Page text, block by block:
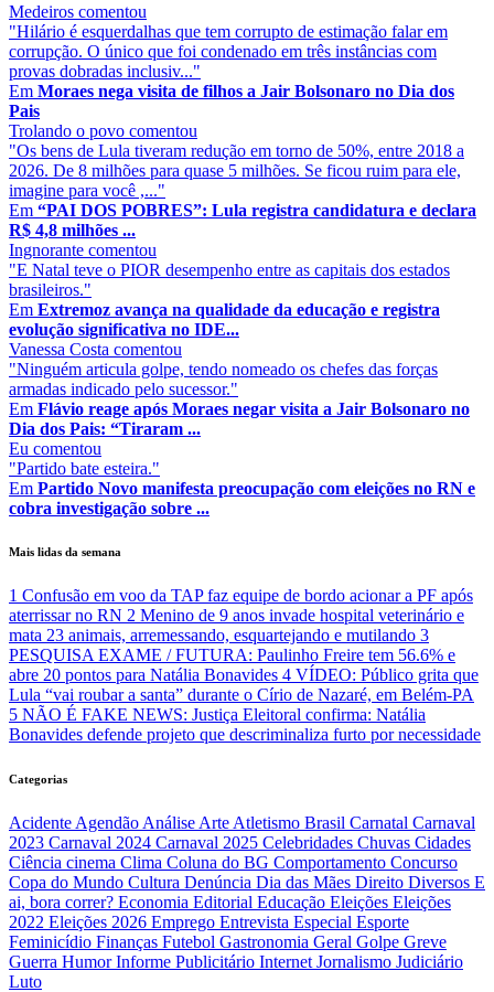
Medeiros comentou
"Hilário é esquerdalhas que tem corrupto de estimação falar em
corrupção. O único que foi condenado em três instâncias com
provas dobradas inclusiv..."
Em Moraes nega visita de filhos a Jair Bolsonaro no Dia dos
Pais
Trolando o povo comentou
"Os bens de Lula tiveram redução em torno de 50%, entre 2018 a
2026. De 8 milhões para quase 5 milhões. Se ficou ruim para ele,
imagine para você ,..."
Em “PAI DOS POBRES”: Lula registra candidatura e declara
R$ 4,8 milhões ...
Ingnorante comentou
"E Natal teve o PIOR desempenho entre as capitais dos estados
brasileiros."
Em Extremoz avança na qualidade da educação e registra
evolução significativa no IDE...
Vanessa Costa comentou
"Ninguém articula golpe, tendo nomeado os chefes das forças
armadas indicado pelo sucessor."
Em Flávio reage após Moraes negar visita a Jair Bolsonaro no
Dia dos Pais: “Tiraram ...
Eu comentou
"Partido bate esteira."
Em Partido Novo manifesta preocupação com eleições no RN e
cobra investigação sobre ...
Mais lidas da semana
1 Confusão em voo da TAP faz equipe de bordo acionar a PF após
aterrissar no RN 2 Menino de 9 anos invade hospital veterinário e
mata 23 animais, arremessando, esquartejando e mutilando 3
PESQUISA EXAME / FUTURA: Paulinho Freire tem 56.6% e
abre 20 pontos para Natália Bonavides 4 VÍDEO: Público grita que
Lula “vai roubar a santa” durante o Círio de Nazaré, em Belém-PA
5 NÃO É FAKE NEWS: Justiça Eleitoral confirma: Natália
Bonavides defende projeto que descriminaliza furto por necessidade
Categorias
Acidente Agendão Análise Arte Atletismo Brasil Carnatal Carnaval
2023 Carnaval 2024 Carnaval 2025 Celebridades Chuvas Cidades
Ciência cinema Clima Coluna do BG Comportamento Concurso
Copa do Mundo Cultura Denúncia Dia das Mães Direito Diversos E
ai, bora correr? Economia Editorial Educação Eleições Eleições
2022 Eleições 2026 Emprego Entrevista Especial Esporte
Feminicídio Finanças Futebol Gastronomia Geral Golpe Greve
Guerra HumorInforme Publicitário Internet Jornalismo Judiciário
Luto